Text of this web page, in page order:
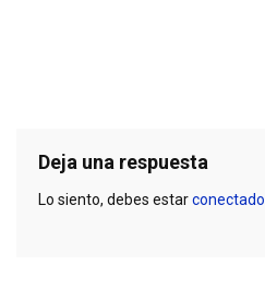
Deja una respuesta
Lo siento, debes estarconectado